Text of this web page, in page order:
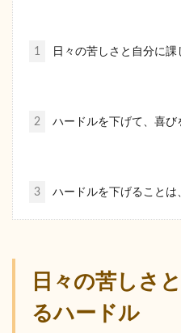
1 日々の苦しさと自分に
2 ハードルを下げて、喜び
3 ハードルを下げることは
日々の苦しさ
るハードル